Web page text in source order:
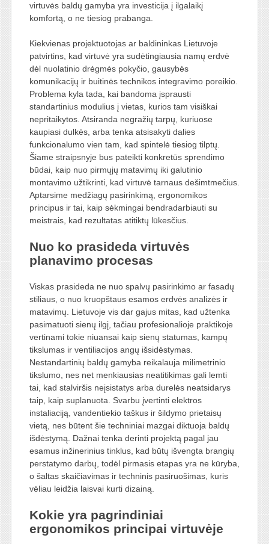
virtuvės baldų gamyba yra investicija į ilgalaikį
komfortą, o ne tiesiog prabanga.
Kiekvienas projektuotojas ar baldininkas Lietuvoje
patvirtins, kad virtuvė yra sudėtingiausia namų erdvė
dėl nuolatinio drėgmės pokyčio, gausybės
komunikacijų ir buitinės technikos integravimo poreikio.
Problema kyla tada, kai bandoma įsprausti
standartinius modulius į vietas, kurios tam visiškai
nepritaikytos. Atsiranda negražių tarpų, kuriuose
kaupiasi dulkės, arba tenka atsisakyti dalies
funkcionalumo vien tam, kad spintelė tiesiog tilptų.
Šiame straipsnyje bus pateikti konkretūs sprendimo
būdai, kaip nuo pirmųjų matavimų iki galutinio
montavimo užtikrinti, kad virtuvė tarnaus dešimtmečius.
Aptarsime medžiagų pasirinkimą, ergonomikos
principus ir tai, kaip sėkmingai bendradarbiauti su
meistrais, kad rezultatas atitiktų lūkesčius.
Nuo ko prasideda virtuvės
planavimo procesas
Viskas prasideda ne nuo spalvų pasirinkimo ar fasadų
stiliaus, o nuo kruopštaus esamos erdvės analizės ir
matavimų. Lietuvoje vis dar gajus mitas, kad užtenka
pasimatuoti sienų ilgį, tačiau profesionalioje praktikoje
vertinami tokie niuansai kaip sienų statumas, kampų
tikslumas ir ventiliacijos angų išsidėstymas.
Nestandartinių baldų gamyba reikalauja milimetrinio
tikslumo, nes net menkiausias neatitikimas gali lemti
tai, kad stalviršis neįsistatys arba durelės neatsidarys
taip, kaip suplanuota. Svarbu įvertinti elektros
instaliaciją, vandentiekio taškus ir šildymo prietaisų
vietą, nes būtent šie techniniai mazgai diktuoja baldų
išdėstymą. Dažnai tenka derinti projektą pagal jau
esamus inžinerinius tinklus, kad būtų išvengta brangių
perstatymo darbų, todėl pirmasis etapas yra ne kūryba,
o šaltas skaičiavimas ir techninis pasiruošimas, kuris
vėliau leidžia laisvai kurti dizainą.
Kokie yra pagrindiniai
ergonomikos principai virtuvėje